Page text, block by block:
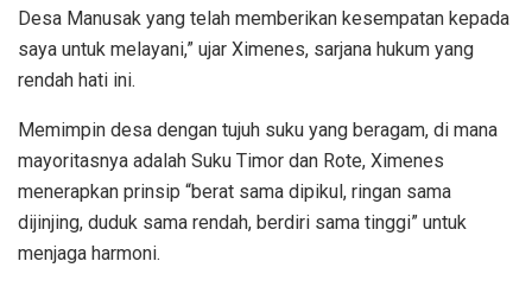
Desa Manusak yang telah memberikan kesempatan kepada
saya untuk melayani,” ujar Ximenes, sarjana hukum yang
rendah hati ini.
Memimpin desa dengan tujuh suku yang beragam, di mana
mayoritasnya adalah Suku Timor dan Rote, Ximenes
menerapkan prinsip “berat sama dipikul, ringan sama
dijinjing, duduk sama rendah, berdiri sama tinggi” untuk
menjaga harmoni.